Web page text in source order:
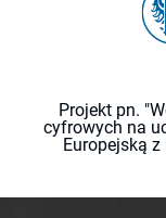
Projekt pn.
cyfrowych na
Europejską